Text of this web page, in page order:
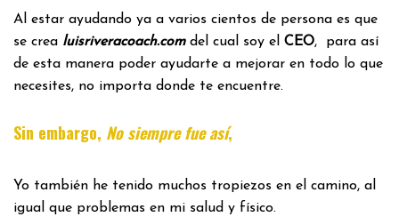
Al estar ayudando ya a varios cientos de persona es que
se crea luisriveracoach.comdel cual soy el CEO, para así
de esta manera poder ayudarte a mejorar en todo lo que
necesites, no importa donde te encuentre.
Sin embargo, No siempre fue así,
Yo también he tenido muchos tropiezos en el camino, al
igual que problemas en mi salud y físico.